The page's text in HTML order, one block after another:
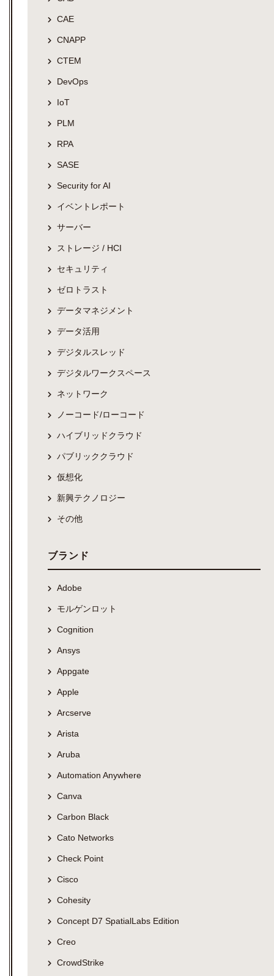
CAE
CNAPP
CTEM
DevOps
IoT
PLM
RPA
SASE
Security for AI
イベントレポート
サーバー
ストレージ / HCI
セキュリティ
ゼロトラスト
データマネジメント
データ活用
デジタルスレッド
デジタルワークスペース
ネットワーク
ノーコード/ローコード
ハイブリッドクラウド
パブリッククラウド
仮想化
新興テクノロジー
その他
ブランド
Adobe
モルゲンロット
Cognition
Ansys
Appgate
Apple
Arcserve
Arista
Aruba
Automation Anywhere
Canva
Carbon Black
Cato Networks
Check Point
Cisco
Cohesity
Concept D7 SpatialLabs Edition
Creo
CrowdStrike